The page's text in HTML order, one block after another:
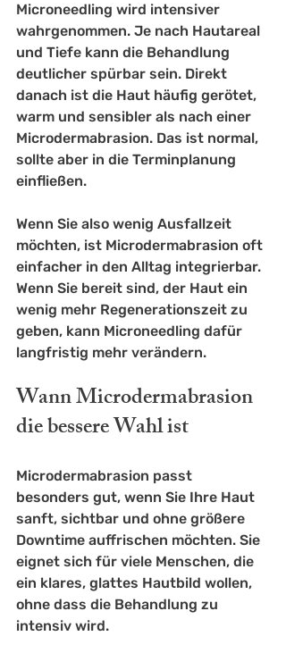
Microneedling wird intensiver
wahrgenommen. Je nach Hautareal
und Tiefe kann die Behandlung
deutlicher spürbar sein. Direkt
danach ist die Haut häufig gerötet,
warm und sensibler als nach einer
Microdermabrasion. Das ist normal,
sollte aber in die Terminplanung
einfließen.
Wenn Sie also wenig Ausfallzeit
möchten, ist Microdermabrasion oft
einfacher in den Alltag integrierbar.
Wenn Sie bereit sind, der Haut ein
wenig mehr Regenerationszeit zu
geben, kann Microneedling dafür
langfristig mehr verändern.
Wann Microdermabrasion
die bessere Wahl ist
Microdermabrasion passt
besonders gut, wenn Sie Ihre Haut
sanft, sichtbar und ohne größere
Downtime auffrischen möchten. Sie
eignet sich für viele Menschen, die
ein klares, glattes Hautbild wollen,
ohne dass die Behandlung zu
intensiv wird.